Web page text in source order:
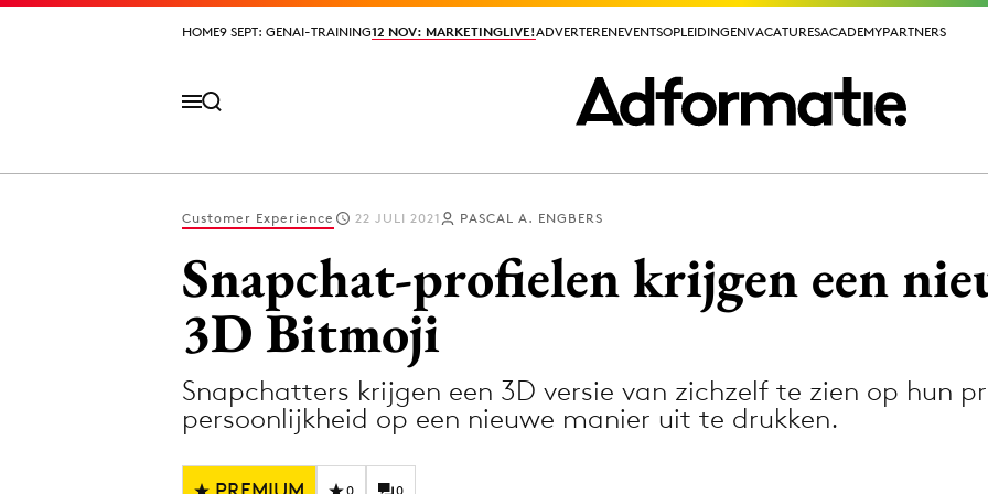
HOME9 SEPT: GENAI-TRAINING12 NOV: MARKETINGLIVE!ADVERTERENEVENTSOPLEIDINGENVACATURESACADEMYPARTNERS
HOME9 SEPT: GENAI-TRAINING12 NOV: MARKETINGLIVE!ADVERTERENEVENTSOPLEIDINGENVACATURESACADEMYPARTNERS
Design
Digital transformation
Diversiteit
Media
Merkstrategie
Customer Experience 22 JULI 2021 PASCAL A. ENGBERS
Snapchat-profielen krijgen een
3D Bitmoji
Snapchatters krijgen een 3D versie van zichzelf te zien op hun
persoonlijkheid op een nieuwe manier uit te drukken.
0 0